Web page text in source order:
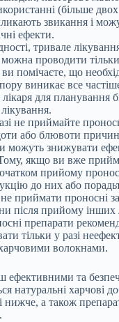
(більше
звикання і
ефекти.
тривале
проводити
помічаєте, що
виникає все
лікаря для планування
не приймайте
або блювоти
можуть знижувати
якщо ви вже
прийому
до них або
приймати проносні
після прийому інших
препарати
тільки у разі
волокнами.
ефективними та
натуральні харчові
нижче, а також